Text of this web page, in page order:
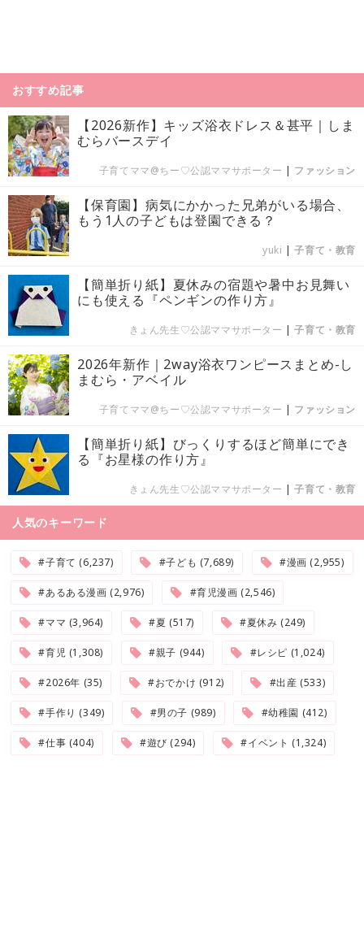
おすすめ記事
【2026新作】キッズ浴衣ドレス＆甚平｜しま
むらバースデイ
子育てママ@ちー♡公認ママサポーター | ファッション
【保育園】病気にかかった兄弟がいる場合、
もう1人の子どもは登園できる？
yuki |子育て・教育
【簡単折り紙】夏休みの宿題や暑中お見舞い
にも使える『ペンギンの作り方』
きょん先生♡公認ママサポーター |子育て・教育
2026年新作｜2way浴衣ワンピースまとめ-し
まむら・アベイル
子育てママ@ちー♡公認ママサポーター | ファッション
【簡単折り紙】びっくりするほど簡単にでき
る『お星様の作り方』
きょん先生♡公認ママサポーター |子育て・教育
人気のキーワード
#子育て (6,237) #子ども (7,689) #漫画 (2,955)
#あるある漫画 (2,976) #育児漫画 (2,546)
#ママ (3,964) #夏 (517) #夏休み (249)
#育児 (1,308) #親子 (944) #レシピ (1,024)
#2026年 (35) #おでかけ (912) #出産 (533)
#手作り (349) #男の子 (989) #幼稚園 (412)
#仕事 (404) #遊び (294) #イベント (1,324)